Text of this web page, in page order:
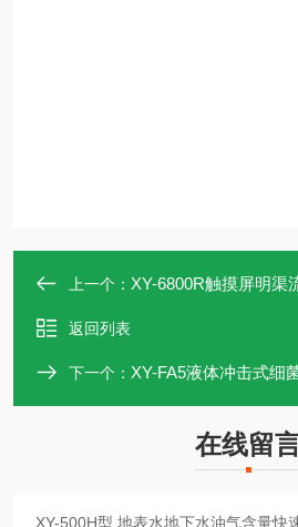
上一个： XY-6800R触摸屏明渠流
返回列表
下一个： XY-FA5液体冲击式细菌
在线留